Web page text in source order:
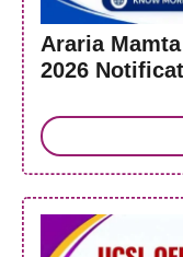
Araria
2026